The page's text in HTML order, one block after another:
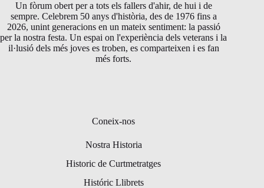
Un fòrum obert per a tots els fallers d'ahir, de hui i de
sempre. Celebrem 50 anys d'història, des de 1976 fins a
2026, unint generacions en un mateix sentiment: la passió
per la nostra festa. Un espai on l'experiència dels veterans i la
il·lusió dels més joves es troben, es comparteixen i es fan
més forts.
Coneix-nos
Nostra Historia
Historic de Curtmetratges
Históric Llibrets